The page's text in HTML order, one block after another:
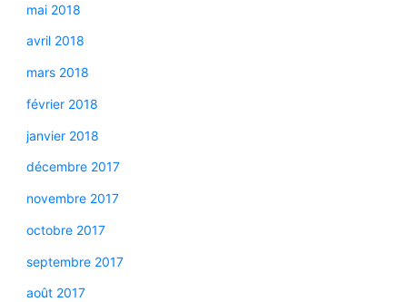
mai 2018
avril 2018
mars 2018
février 2018
janvier 2018
décembre 2017
novembre 2017
octobre 2017
septembre 2017
août 2017